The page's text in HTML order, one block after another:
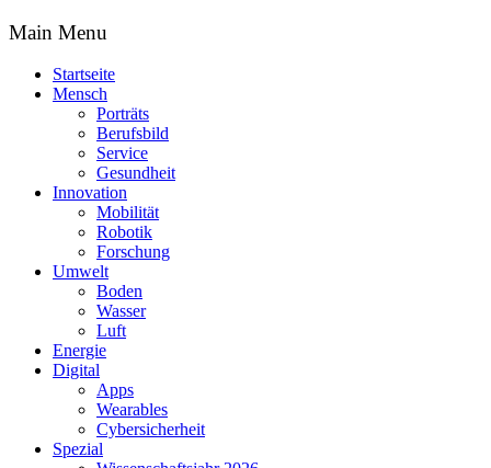
Main Menu
Startseite
Mensch
Porträts
Berufsbild
Service
Gesundheit
Innovation
Mobilität
Robotik
Forschung
Umwelt
Boden
Wasser
Luft
Energie
Digital
Apps
Wearables
Cybersicherheit
Spezial